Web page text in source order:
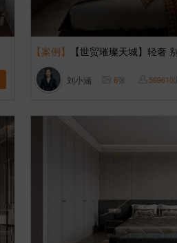
【案例】 【世贸璀璨天城】轻奢
刘小涵 6张 569610